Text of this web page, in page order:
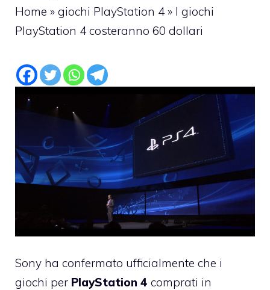
Home » giochi PlayStation 4 » I giochi
PlayStation 4 costeranno 60 dollari
Sony ha confermato ufficialmente che i
giochi per PlayStation 4 comprati in